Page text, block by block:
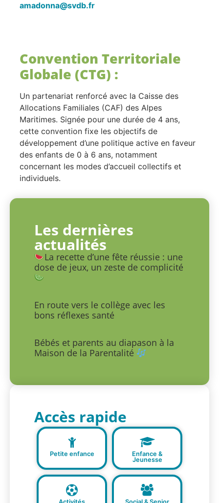
amadonna@svdb.fr
Convention Territoriale
Globale (CTG) :
Un partenariat renforcé avec la Caisse des
Allocations Familiales (CAF) des Alpes
Maritimes. Signée pour une durée de 4 ans,
cette convention fixe les objectifs de
développement d’une politique active en faveur
des enfants de 0 à 6 ans, notamment
concernant les modes d’accueil collectifs et
individuels.
Les dernières
actualités
La recette d’une fête réussie : une
dose de jeux, un zeste de complicité
En route vers le collège avec les
bons réflexes santé
Bébés et parents au diapason à la
Maison de la Parentalité
Accès rapide
Petite enfance
Enfance &
Jeunesse